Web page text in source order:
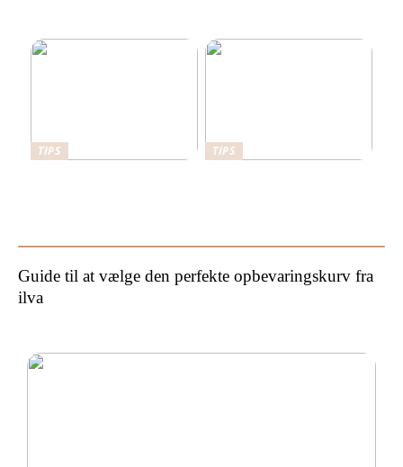
TIPS TIPS
Guide til at vælge den perfekte opbevaringskurv fra
ilva